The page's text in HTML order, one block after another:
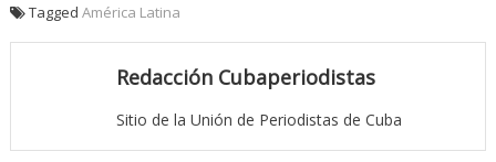
Tagged América Latina
Redacción Cubaperiodistas
Sitio de la Unión de Periodistas de Cuba